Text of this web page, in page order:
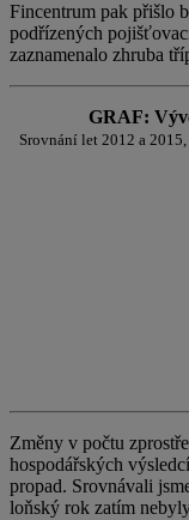
Fincentrum pak přišlo
podřízených
zaznamenalo zhruba
GRAF:
Srovnání let 2012 a
Změny v počtu
hospodářských
propad. Srovnávali
loňský rok zatím